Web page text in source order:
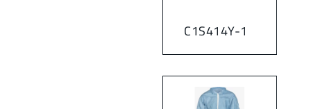
C1S414Y-1